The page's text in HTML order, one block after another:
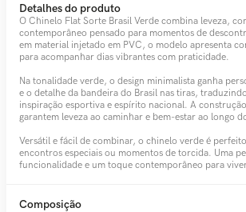
Detalhes do produto
O Chinelo Flat Sorte Brasil Verde combina leveza,
contemporâneo pensado para momentos de
em material injetado em PVC, o modelo apresenta
para acompanhar dias vibrantes com praticidade.
Na tonalidade verde, o design minimalista ganha
e o detalhe da bandeira do Brasil nas tiras,
inspiração esportiva e espírito nacional. A
garantem leveza ao caminhar e bem-estar ao longo
Versátil e fácil de combinar, o chinelo verde é
encontros especiais ou momentos de torcida. Uma
funcionalidade e um toque contemporâneo para
Composição